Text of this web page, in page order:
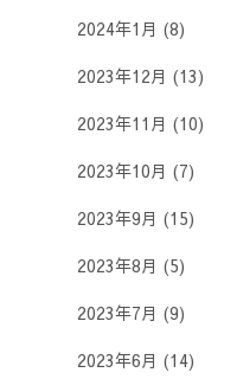
2024年1月 (8)
2023年12月 (13)
2023年11月 (10)
2023年10月 (7)
2023年9月 (15)
2023年8月 (5)
2023年7月 (9)
2023年6月 (14)